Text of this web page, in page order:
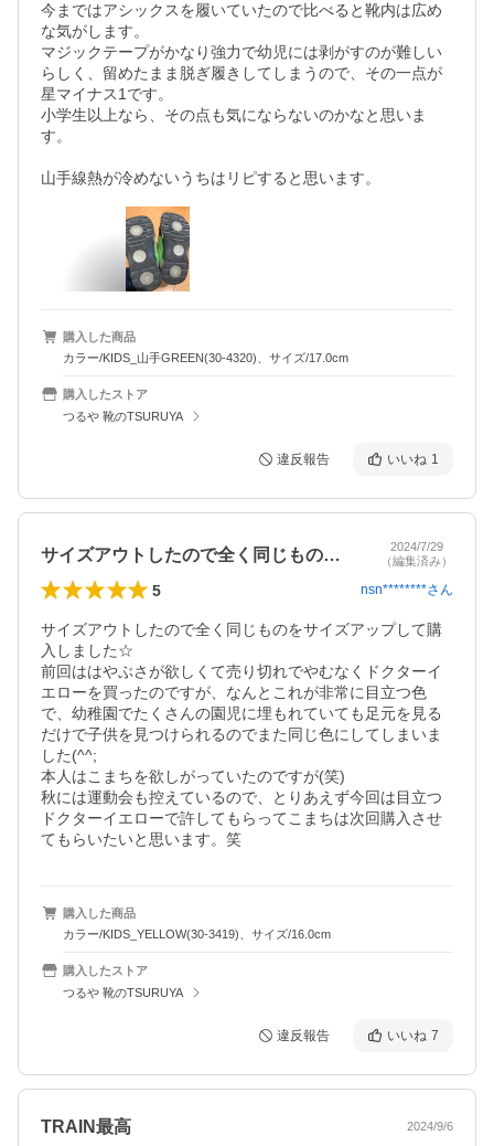
今まではアシックスを履いていたので比べると靴内は広め
な気がします。
マジックテープがかなり強力で幼児には剥がすのが難しい
らしく、留めたまま脱ぎ履きしてしまうので、その一点が
星マイナス1です。
小学生以上なら、その点も気にならないのかなと思いま
す。
山手線熱が冷めないうちはリピすると思います。
購入した商品
カラー/KIDS_山手GREEN(30-4320)、サイズ/17.0cm
購入したストア
つるや 靴のTSURUYA
違反報告 いいね 1
サイズアウトしたので全く同じものをサイ…
2024/7/29
（編集済み）
5 nsn********さん
サイズアウトしたので全く同じものをサイズアップして購
入しました☆
前回ははやぶさが欲しくて売り切れでやむなくドクターイ
エローを買ったのですが、なんとこれが非常に目立つ色
で、幼稚園でたくさんの園児に埋もれていても足元を見る
だけで子供を見つけられるのでまた同じ色にしてしまいま
した(^^;
本人はこまちを欲しがっていたのですが(笑)
秋には運動会も控えているので、とりあえず今回は目立つ
ドクターイエローで許してもらってこまちは次回購入させ
購入した商品
カラー/KIDS_YELLOW(30-3419)、サイズ/16.0cm
購入したストア
つるや 靴のTSURUYA
違反報告 いいね 7
TRAIN最高 2024/9/6